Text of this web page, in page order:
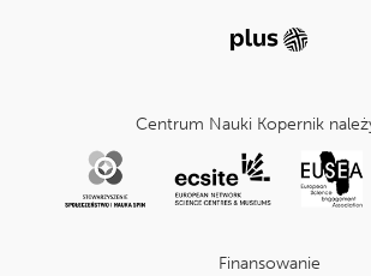
Centrum Nauki Kopernik
Finansowanie